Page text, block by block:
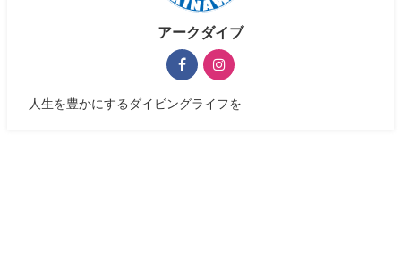
アークダイブ
人生を豊かにするダイビングライフを